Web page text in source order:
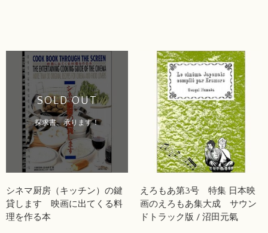
SOLD OUT
探求書、承ります！
シネマ厨房（キッチン）の鍵
貸します 映画に出てくる料
理を作る本
えろもあ第3号 特集 日本映
画のえろもあ集大成 サウン
ドトラック版 / 沼田元氣